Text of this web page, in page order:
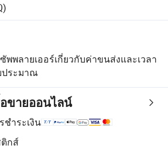
พพลายเออร์เกี่ยวกับค่าขนส่งและเวลา
ประมาณ
ขายออนไลน์
ชำระเงิน
กส์